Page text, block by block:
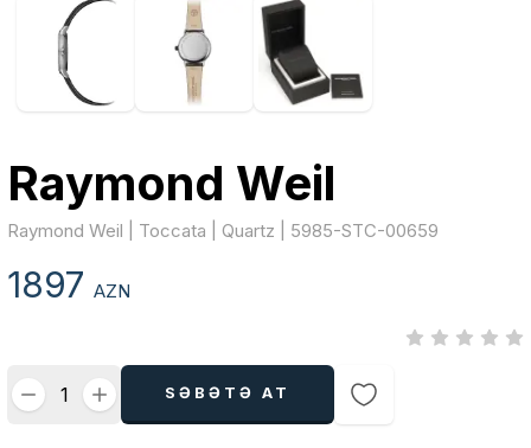
Raymond Weil
Raymond Weil | Toccata | Quartz | 5985-STC-00659
1897AZN
SƏBƏTƏ AT